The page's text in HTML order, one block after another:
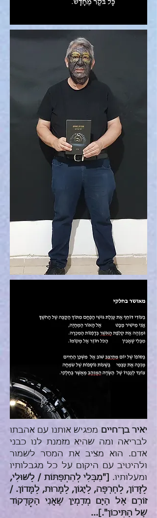
יאיר בן־חיים מפגיש אותנו עם אהבתו
לבריאה ומה שהיא מזמנת לנו כבני
אדם. הוא מציב את המסר לשמור
ולהיטיב עם היקום על כל מגבלותיו
ומעלותיו. ["מִבְּלִי לְהִתְפַּתּוֹת / לַשּׁוּלִי,
לַזָּדוֹן, לַחֶרְפָּה, לַיָּגוֹן, לַמָּרוּת, לַמָּדוֹן. /
זוֹרֵם אֶל הַיָּם מְדַמְיֵן שֶׁאֲנִי הַקָּדְקוֹד
שֶׁל הַתִּיכוֹן".]...